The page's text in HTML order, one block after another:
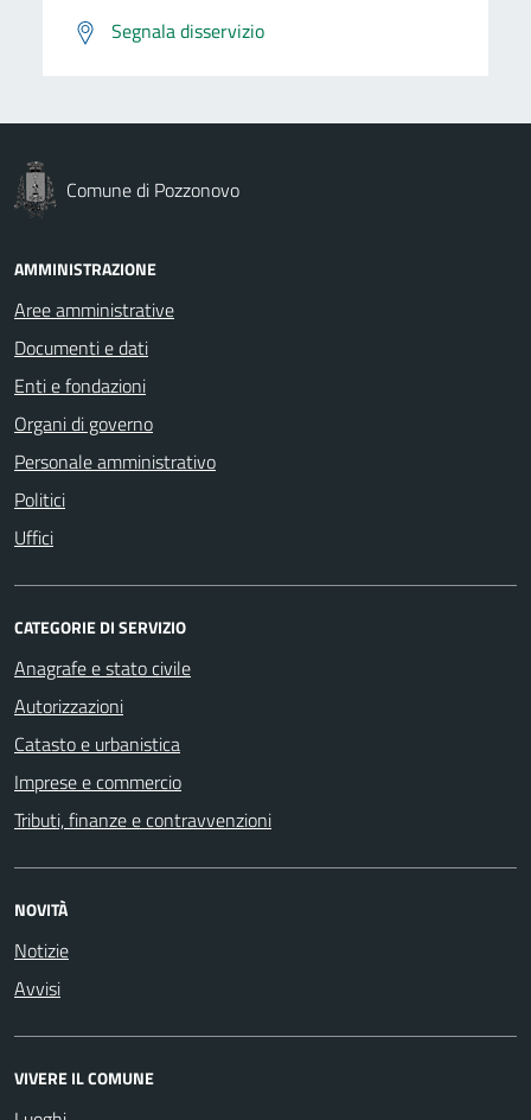
Segnala disservizio
Comune di Pozzonovo
AMMINISTRAZIONE
Aree amministrative
Documenti e dati
Enti e fondazioni
Organi di governo
Personale amministrativo
Politici
Uffici
CATEGORIE DI SERVIZIO
Anagrafe e stato civile
Autorizzazioni
Catasto e urbanistica
Imprese e commercio
Tributi, finanze e contravvenzioni
NOVITÀ
Notizie
Avvisi
VIVERE IL COMUNE